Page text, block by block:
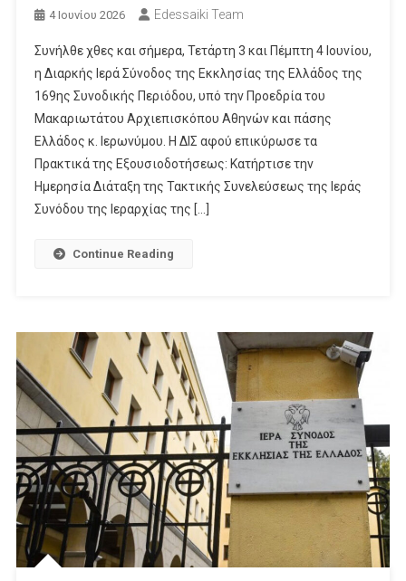
4 Ιουνίου 2026 Edessaiki Team
Συνήλθε χθες και σήμερα, Τετάρτη 3 και Πέμπτη 4 Ιουνίου,
η Διαρκής Ιερά Σύνοδος της Εκκλησίας της Ελλάδος της
169ης Συνοδικής Περιόδου, υπό την Προεδρία του
Μακαριωτάτου Αρχιεπισκόπου Αθηνών και πάσης
Ελλάδος κ. Ιερωνύμου. Η ΔΙΣ αφού επικύρωσε τα
Πρακτικά της Εξουσιοδοτήσεως: Κατήρτισε την
Ημερησία Διάταξη της Τακτικής Συνελεύσεως της Ιεράς
Συνόδου της Ιεραρχίας της […]
Continue Reading